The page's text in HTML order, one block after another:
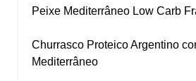
Peixe Mediterrâneo Low Carb
Churrasco Proteico Argentino
Mediterrâneo